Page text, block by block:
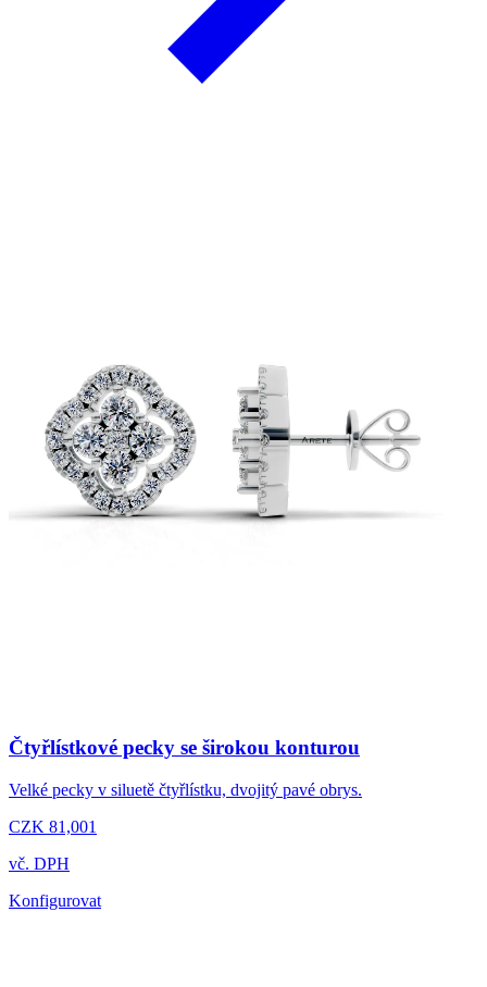
Čtyřlístkové pecky se širokou konturou
Velké pecky v siluetě čtyřlístku, dvojitý pavé obrys.
CZK 81,001
vč. DPH
Konfigurovat